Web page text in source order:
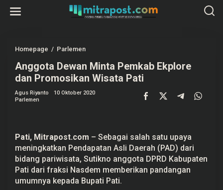
Homepage / Parlemen
g
g
o
a
M
i
t
a
e
Anggota Dewan Minta Pemkab Ekplore
dan Promosikan Wisata Pati
Agus Riyanto
10 Oktober 2020
Parlemen
Pati, Mitrapost.com – Sebagai salah satu upaya
meningkatkan Pendapatan Asli Daerah (PAD) dari
bidang pariwisata, Sutikno anggota DPRD Kabupaten
Pati dari fraksi Nasdem memberikan pandangan
umumnya kepada Bupati Pati.